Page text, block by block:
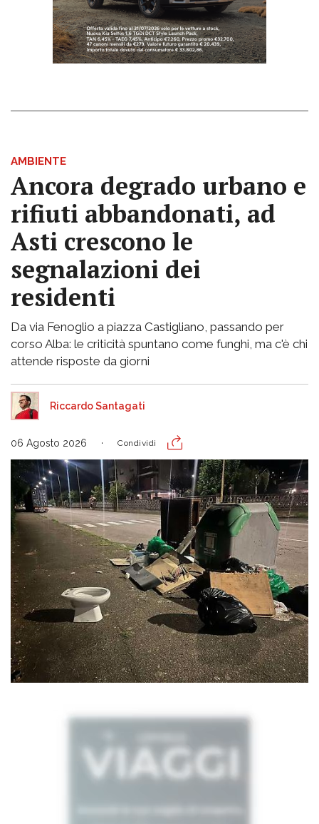
AMBIENTE
Ancora degrado urbano e
rifiuti abbandonati, ad
Asti crescono le
segnalazioni dei
residenti
Da via Fenoglio a piazza Castigliano, passando per
corso Alba: le criticità spuntano come funghi, ma c'è chi
attende risposte da giorni
Riccardo Santagati
06 Agosto 2026 Condividi